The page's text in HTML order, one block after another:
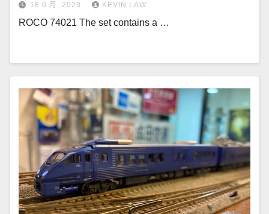
18 6 月, 2023 KEVIN LAW
ROCO 74021 The set contains a …